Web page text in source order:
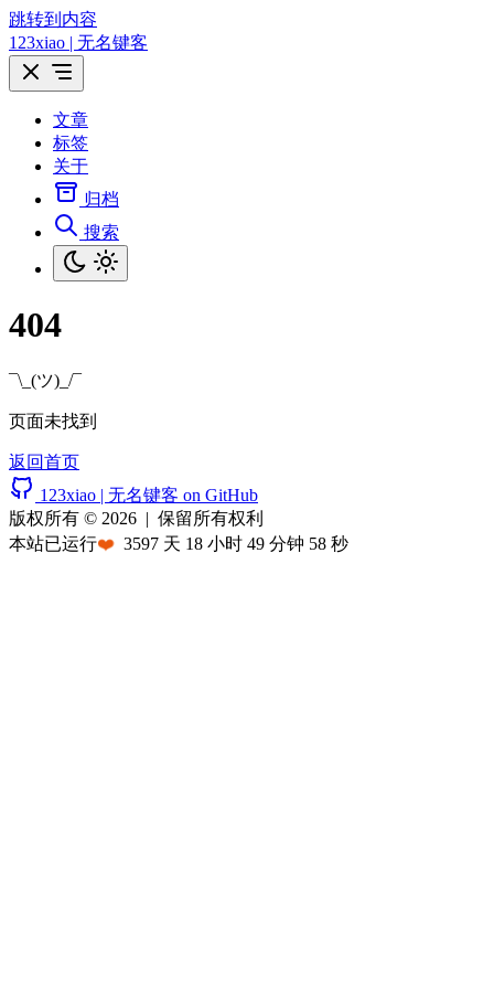
跳转到内容
123xiao | 无名键客
文章
标签
关于
归档
搜索
404
¯\_(ツ)_/¯
页面未找到
返回首页
123xiao | 无名键客 on GitHub
版权所有 © 2026 | 保留所有权利
本站已运行❤️ 3597 天 18 小时 49 分钟 58 秒